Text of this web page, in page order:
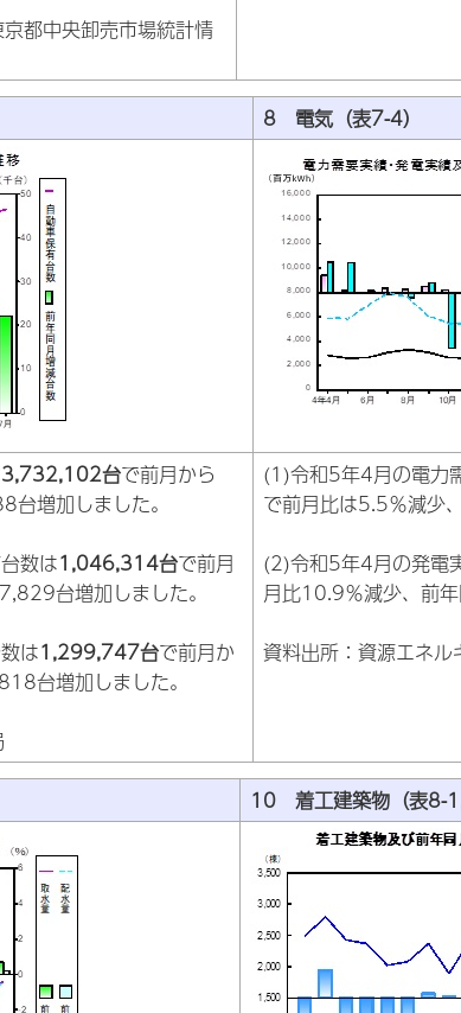
都中央卸売市場統計情
8 電気（表7-4）
3,732,102台で前月から
増加しました。
数は1,046,314台で前月
台増加しました。
は1,299,747台で前月か
台増加しました。
(1)令和5年4月の電力
で前月比は5.5％減少
(2)令和5年4月の発電
月比10.9％減少、前
資料出所：資源エネル
10 着工建築物（表8-